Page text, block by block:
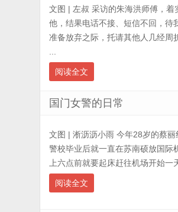
文图 | 左叔 采访的朱海洪师傅，
他，结果电话不接、短信不回，待
准备放弃之际，托请其他人几经周
阅读全文
国门女警的日常
文图 | 淅沥沥小雨 今年28岁的蔡
警校毕业后就一直在苏南硕放国际
上六点前就要起床赶往机场开始一
阅读全文